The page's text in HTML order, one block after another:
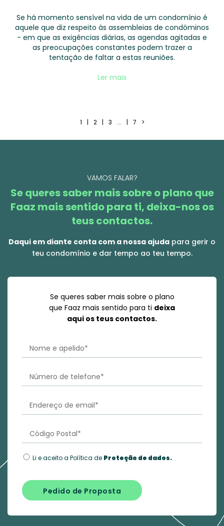
Se há momento sensível na vida de um condomínio é
aquele que diz respeito às assembleias de condóminos
- em que as exigências diárias, as agendas agitadas e
as preocupações constantes podem trazer a
tentação de faltar a estas reuniões.
Ler mais
1 | 2 | 3 ... | 7 >
VAMOS FALAR?
Se queres saber mais sobre o plano que
Faaz mais sentido para ti, deixa-nos os
teus contactos.
Daqui em diante conta com a nossa ajuda para gerir o
teu condomínio e dar tempo ao teu tempo.
Se queres saber mais sobre o plano
que Faaz mais sentido para ti deixa
aqui os teus contactos.
Li e aceito a Política de Proteção de dados.
Pedido de Proposta